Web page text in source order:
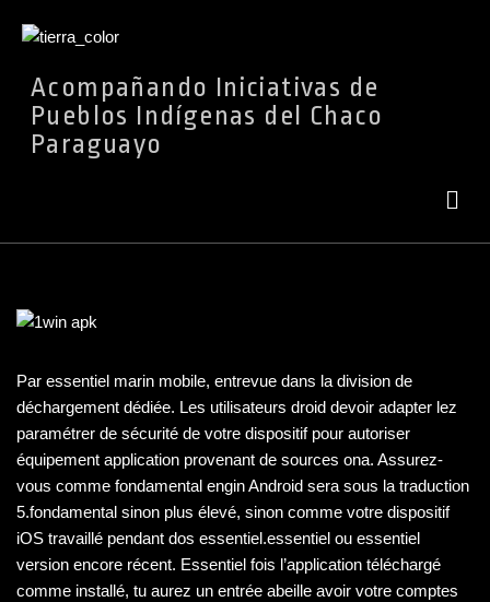
contenido
Acompañando Iniciativas de
Pueblos Indígenas del Chaco
Paraguayo
Par essentiel marin mobile, entrevue dans la division de
déchargement dédiée. Les utilisateurs droid devoir adapter lez
paramétrer de sécurité de votre dispositif pour autoriser
équipement application provenant de sources ona. Assurez-
vous comme fondamental engin Android sera sous la traduction
5.fondamental sinon plus élevé, sinon comme votre dispositif
iOS travaillé pendant dos essentiel.essentiel ou essentiel
version encore récent. Essentiel fois l’application téléchargé
comme installé, tu aurez un entrée abeille avoir votre comptes